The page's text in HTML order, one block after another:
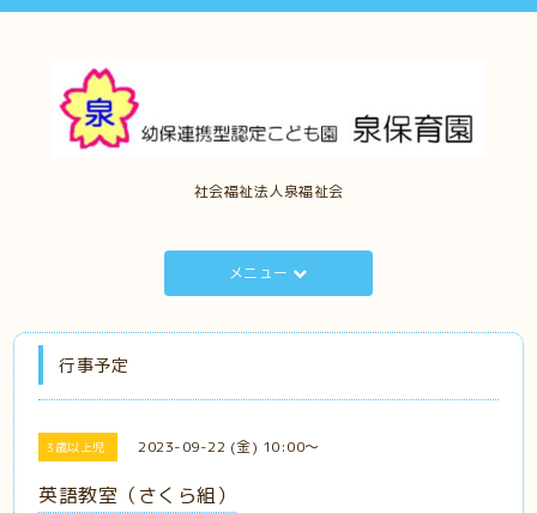
社会福祉法人泉福祉会
メニュー
行事予定
3歳以上児 2023-09-22 (金) 10:00～
英語教室（さくら組）